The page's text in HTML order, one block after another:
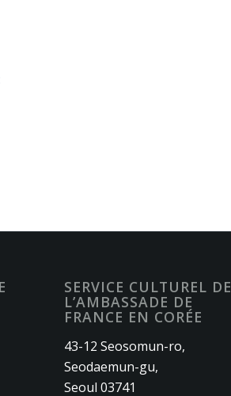
SERVICE CULTUREL DE
L’AMBASSADE DE
FRANCE EN CORÉE
43-12 Seosomun-ro,
Seodaemun-gu,
Seoul 03741